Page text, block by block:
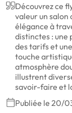
Découvrez ce
valeur un
élégance à
distinctes : une
des tarifs et
touche
atmosphère
illustrent
savoir-faire et
Publiée le 20/